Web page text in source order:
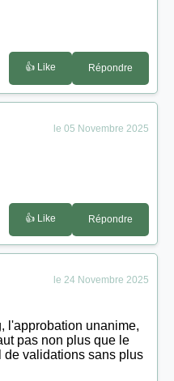
👍 Like Répondre
le 05 Novembre 2025
👍 Like Répondre
le 24 Novembre 2025
l'approbation unanime,
pas non plus que le
de validations sans plus